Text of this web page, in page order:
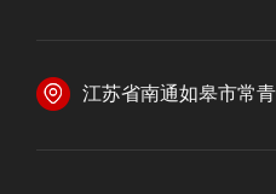
江苏省南通如皋市常